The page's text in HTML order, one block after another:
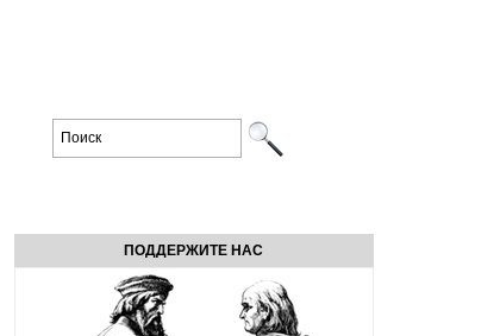
ПОДДЕРЖИТЕ НАС